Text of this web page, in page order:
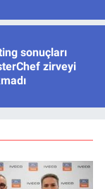
sonuçları
zirveyi